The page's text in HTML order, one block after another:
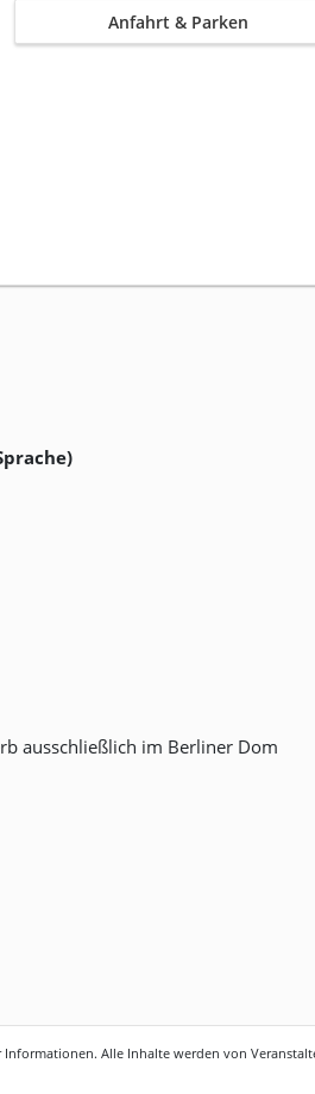
Anfahrt & Parken
ausschließlich im Berliner Dom
Alle Inhalte werden von